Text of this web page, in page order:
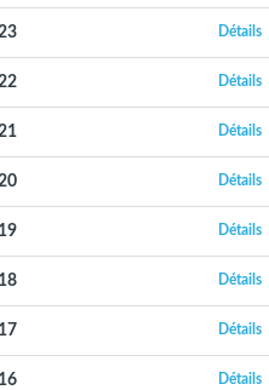
Détails
Détails
Détails
Détails
Détails
Détails
Détails
Détails